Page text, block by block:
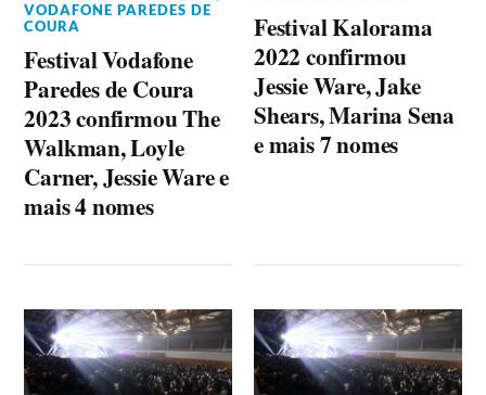
VODAFONE PAREDES DE
COURA
Festival Vodafone
Paredes de Coura
2023 confirmou The
Walkman, Loyle
Carner, Jessie Ware e
mais 4 nomes
Festival Kalorama
2022 confirmou
Jessie Ware, Jake
Shears, Marina Sena
e mais 7 nomes